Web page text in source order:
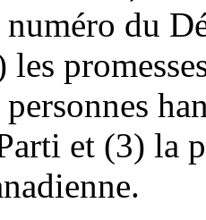
numéro du
les
et (3) la